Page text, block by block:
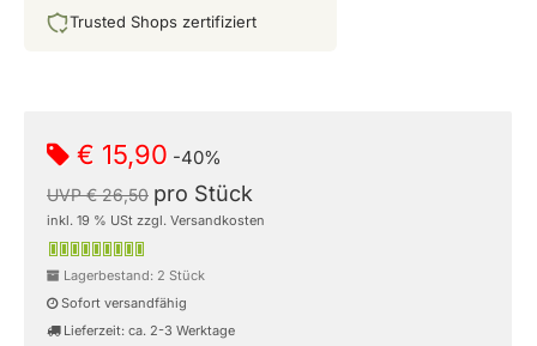
Trusted Shops zertifiziert
€ 15,90 -40%
UVP € 26,50 pro Stück
inkl. 19 % USt zzgl. Versandkosten
Lagerbestand: 2 Stück
Sofort versandfähig
Lieferzeit: ca. 2-3 Werktage